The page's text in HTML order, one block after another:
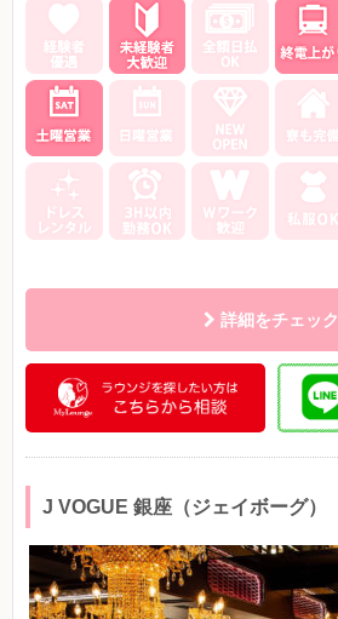
詳細をチェック
J VOGUE 銀座（ジェイボーグ）